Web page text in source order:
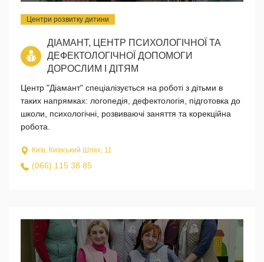
Центри розвитку дитини
ДІАМАНТ, ЦЕНТР ПСИХОЛОГІЧНОЇ ТА
ДЕФЕКТОЛОГІЧНОЇ ДОПОМОГИ
ДОРОСЛИМ І ДІТЯМ
Центр "Діамант" спеціалізується на роботі з дітьми в
таких напрямках: логопедія, дефектологія, підготовка до
школи, психологічні, розвиваючі заняття та корекційна
робота.
Київ, Київський Шлях, 11
(066) 115 38 85